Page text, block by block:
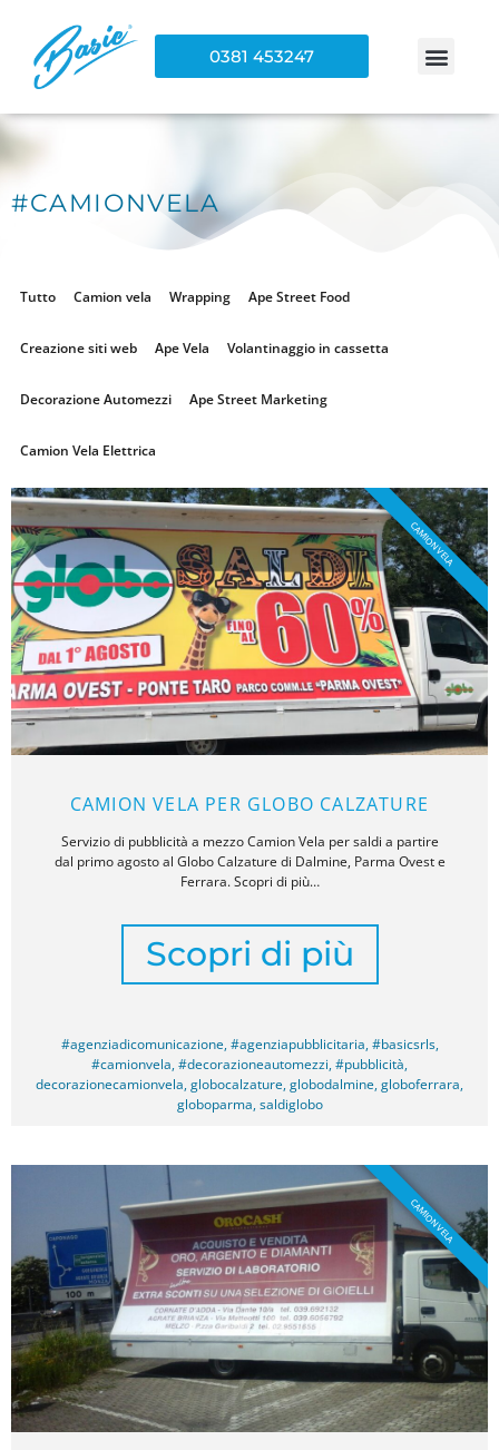
0381 453247
#CAMIONVELA
Tutto Camion vela Wrapping Ape Street Food
Creazione siti web Ape Vela Volantinaggio in cassetta
Decorazione Automezzi Ape Street Marketing
Camion Vela Elettrica
CAMION VELA PER GLOBO CALZATURE
Servizio di pubblicità a mezzo Camion Vela per saldi a partire
dal primo agosto al Globo Calzature di Dalmine, Parma Ovest e
Ferrara. Scopri di più…
Scopri di più
CAMION VELA
#agenziadicomunicazione,#agenziapubblicitaria,#basicsrls,
#camionvela,#decorazioneautomezzi,#pubblicità,
decorazionecamionvela,globocalzature,globodalmine,globoferrara,
globoparma,saldiglobo
CAMION VELA